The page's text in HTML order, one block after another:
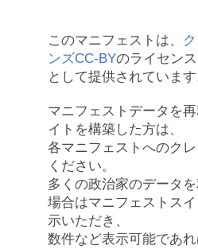
このマニフェストは、
ンズCC-BYのライセン
として提供されています
マニフェストデータを
イトを構築した方は、
各マニフェストへのク
ください。
多くの政治家のデータ
場合はマニフェストス
示いただき、
数件など表示可能であ